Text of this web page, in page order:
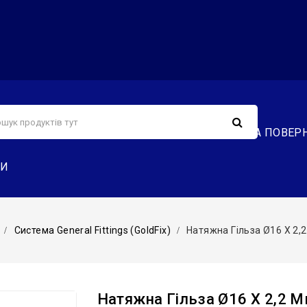
ОБМІН ТА
Система General Fittings (GoldFix) Натяжна Гільза Ø16 Х
Натяжна Гільза Ø16 Х 2,2